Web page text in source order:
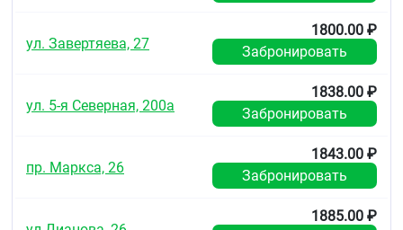
ул. Завертяева, 27
1800.00 ₽
Забронировать
ул. 5-я Северная, 200а
1838.00 ₽
Забронировать
пр. Маркса, 26
1843.00 ₽
Забронировать
1885.00 ₽